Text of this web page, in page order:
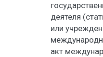
деятеля
или
акт